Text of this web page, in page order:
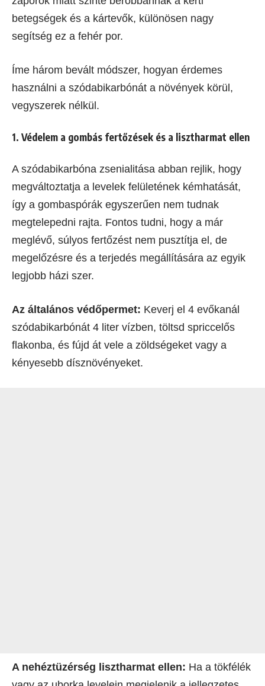
betegségek és a kártevők, különösen nagy
segítség ez a fehér por.
Íme három bevált módszer, hogyan érdemes
használni a szódabikarbónát a növények körül,
vegyszerek nélkül.
1. Védelem a gombás fertőzések és a lisztharmat ellen
A szódabikarbóna zsenialitása abban rejlik, hogy
megváltoztatja a levelek felületének kémhatását,
így a gombaspórák egyszerűen nem tudnak
megtelepedni rajta. Fontos tudni, hogy a már
meglévő, súlyos fertőzést nem pusztítja el, de
megelőzésre és a terjedés megállítására az egyik
legjobb házi szer.
Az általános védőpermet: Keverj el 4 evőkanál
szódabikarbónát 4 liter vízben, töltsd spriccelős
flakonba, és fújd át vele a zöldségeket vagy a
kényesebb dísznövényeket.
A nehéztüzérség lisztharmat ellen: Ha a tökfélék